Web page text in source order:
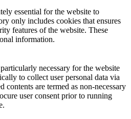
essential for the website to
only includes cookies that ensures
features of the website. These
information.
necessary for the website
to collect user personal data via
contents are termed as non-necessary
user consent prior to running